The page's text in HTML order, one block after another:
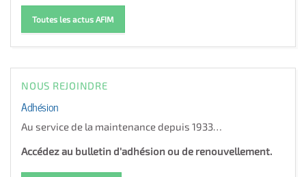
Toutes les actus AFIM
NOUS REJOINDRE
Adhésion
Au service de la maintenance depuis 1933…
Accédez au bulletin d'adhésion ou de renouvellement.